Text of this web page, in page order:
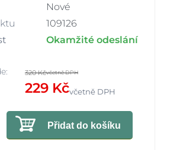
Nové
109126
Okamžité odeslání
320 Kčvčetně DPH
229 Kčvčetně DPH
Přidat do košíku